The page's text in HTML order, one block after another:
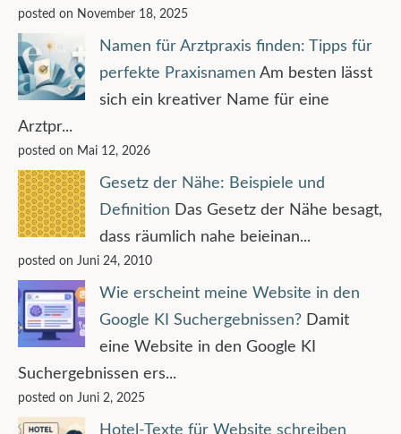
posted on November 18, 2025
Namen für Arztpraxis finden: Tipps für
perfekte Praxisnamen Am besten lässt
sich ein kreativer Name für eine
Arztpr...
posted on Mai 12, 2026
Gesetz der Nähe: Beispiele und
Definition Das Gesetz der Nähe besagt,
dass räumlich nahe beieinan...
posted on Juni 24, 2010
Wie erscheint meine Website in den
Google KI Suchergebnissen? Damit
eine Website in den Google KI
Suchergebnissen ers...
posted on Juni 2, 2025